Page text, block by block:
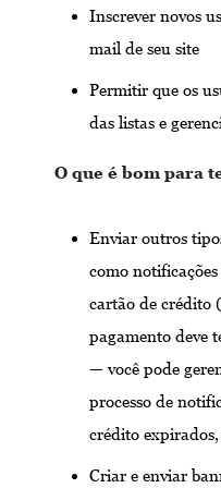
Inscrever novos
mail de seu site
Permitir que os
das listas e
O que é bom para
Enviar outros
como
cartão de crédito
pagamento deve
— você pode
processo de
crédito expirados,
Criar e enviar